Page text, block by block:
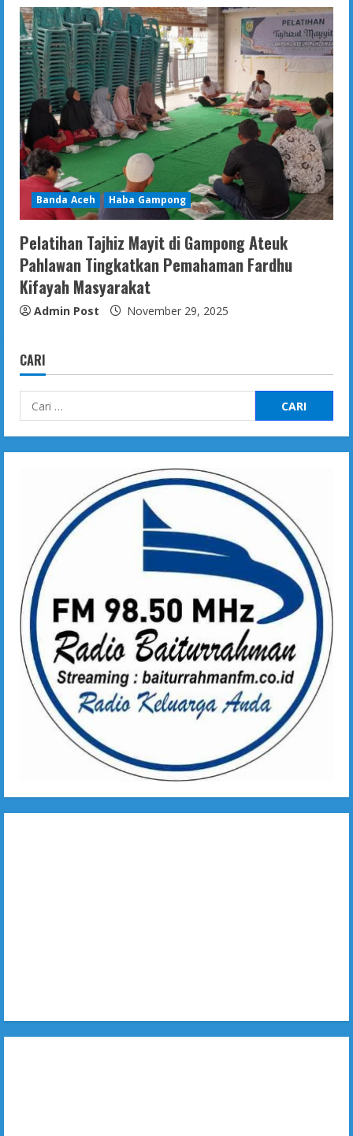
Banda Aceh Haba Gampong
Pelatihan Tajhiz Mayit di Gampong Ateuk
Pahlawan Tingkatkan Pemahaman Fardhu
Kifayah Masyarakat
Admin Post November 29, 2025
CARI
Cari
untuk: